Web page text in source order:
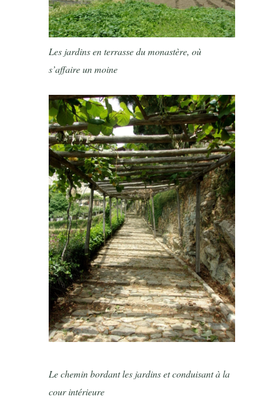
Les jardins en terrasse du monastère, où
s’affaire un moine
Le chemin bordant les jardins et conduisant à la
cour intérieure